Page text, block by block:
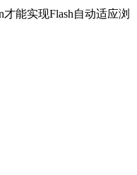
能实现Flash自动适应浏